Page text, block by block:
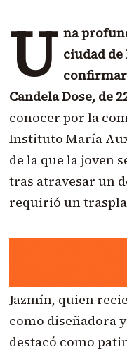
U na
ciudad de
Candela Dose, de
conocer por la
Instituto María
de la que la joven
tras atravesar un
requirió un
Jazmín, quien
como diseñadora
destacó como